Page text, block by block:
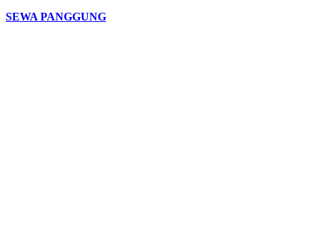
SEWA PANGGUNG